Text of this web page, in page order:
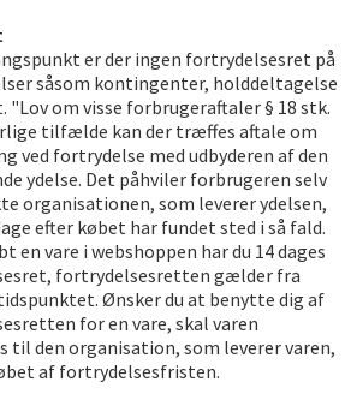
er der ingen fortrydelsesret på
såsom kontingenter, holddeltagelse
"Lov om visse forbrugeraftaler § 18 stk.
tilfælde kan der træffes aftale om
ved fortrydelse med udbyderen af den
ydelse. Det påhviler forbrugeren selv
organisationen, som leverer ydelsen,
efter købet har fundet sted i så fald.
en vare i webshoppen har du 14 dages
fortrydelsesretten gælder fra
Ønsker du at benytte dig af
for en vare, skal varen
til den organisation, som leverer varen,
af fortrydelsesfristen.